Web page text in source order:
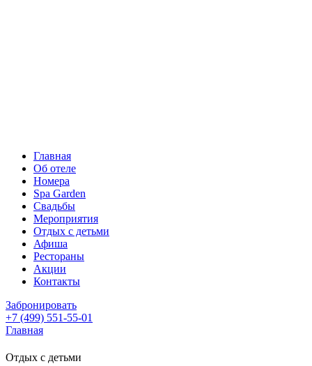
Главная
Об отеле
Номера
Spa Garden
Свадьбы
Мероприятия
Отдых с детьми
Афиша
Рестораны
Акции
Контакты
Забронировать
+7 (499) 551-55-01
Главная
Отдых с детьми